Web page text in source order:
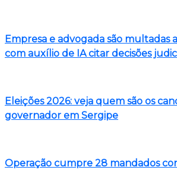
Empresa e advogada são multadas
com auxílio de IA citar decisões
Eleições 2026: veja quem são os
governador em Sergipe
Operação cumpre 28 mandados